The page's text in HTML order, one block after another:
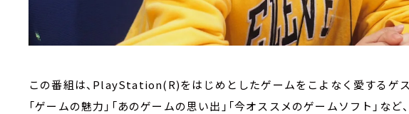
この番組は、PlayStation(R)をはじめとしたゲームをこよなく愛するゲス
「ゲームの魅力」「あのゲームの思い出」「今オススメのゲームソフト」な